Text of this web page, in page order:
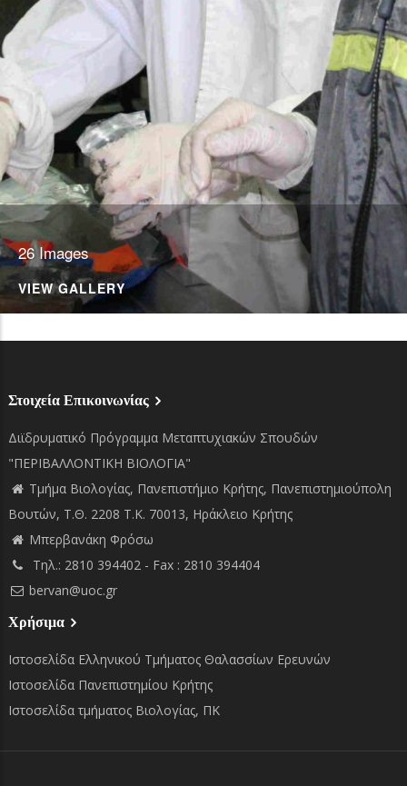
26 Images
VIEW GALLERY
Στοιχεία Επικοινωνίας
Διϊδρυματικό Πρόγραμμα Μεταπτυχιακών Σπουδών
"ΠΕΡΙΒΑΛΛΟΝΤΙΚΗ ΒΙΟΛΟΓΙΑ"
Τμήμα Βιολογίας, Πανεπιστήμιο Κρήτης, Πανεπιστημιούπολη
Βουτών, Τ.Θ. 2208 Τ.Κ. 70013, Ηράκλειο Κρήτης
Μπερβανάκη Φρόσω
Τηλ.: 2810 394402 - Fax : 2810 394404
bervan@uoc.gr
Χρήσιμα
Ιστοσελίδα Ελληνικού Τμήματος Θαλασσίων Ερευνών
Ιστοσελίδα Πανεπιστημίου Κρήτης
Ιστοσελίδα τμήματος Βιολογίας, ΠΚ